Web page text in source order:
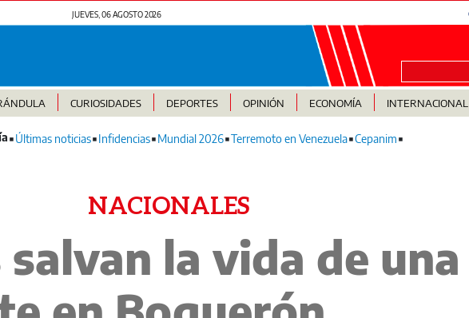
JUEVES, 06 AGOSTO 2026
CURIOSIDADES DEPORTES OPINIÓN ECONOMÍA INTERNACIONAL
Últimas noticias Infidencias Mundial 2026 Terremoto en Venezuela Cepanim
NACIONALES
la vida de una